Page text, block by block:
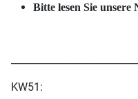
Bitte lesen Sie
KW51: